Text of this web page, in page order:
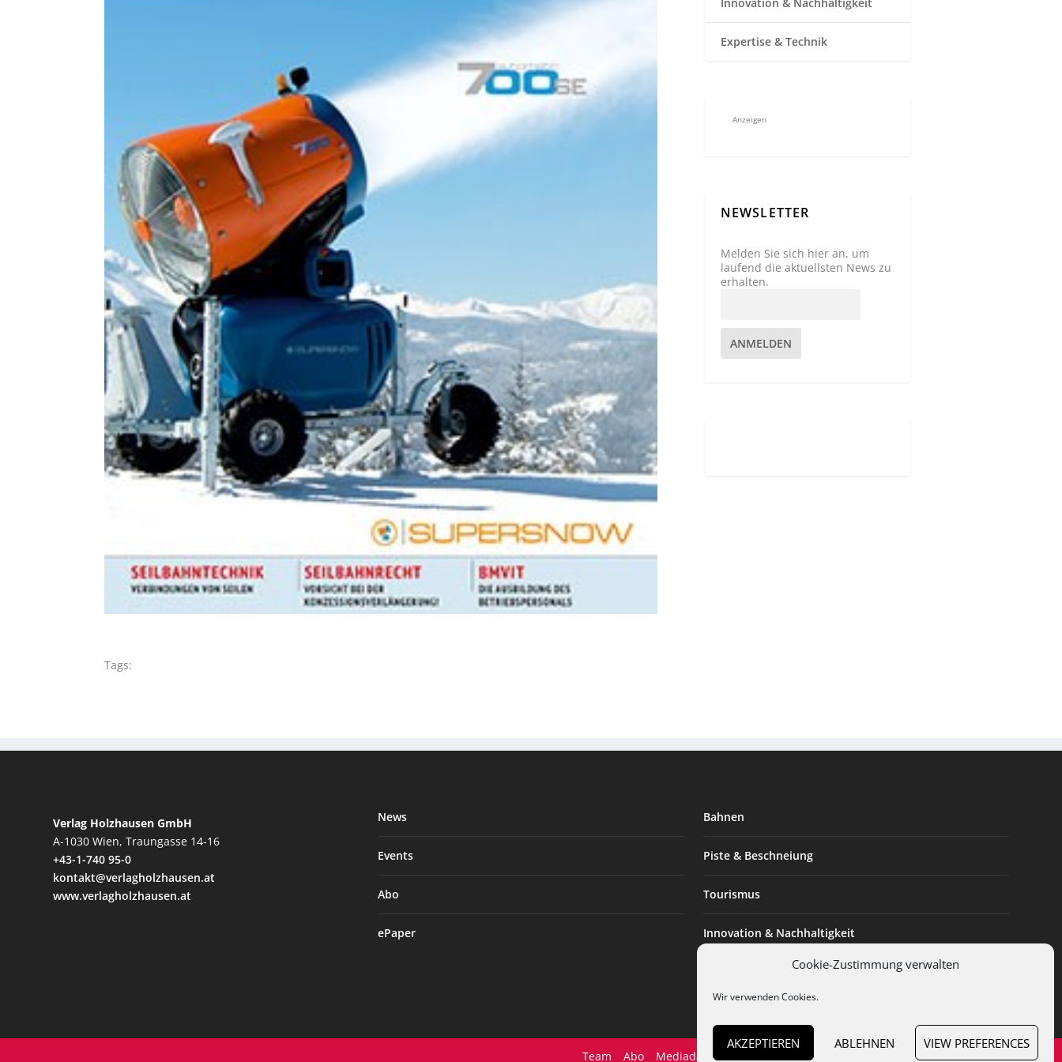
Cookie-Zustimmung verwalten
Wir verwenden Cookies.
AKZEPTIEREN ABLEHNEN VIEW PREFERENCES
Tags:
Expertise & Technik
Anzeigen
NEWSLETTER
Melden Sie sich hier an, um
laufend die aktuellsten News zu
erhalten.
ANMELDEN
Verlag Holzhausen GmbH
A-1030 Wien, Traungasse 14-16
+43-1-740 95-0
kontakt@verlagholzhausen.at
www.verlagholzhausen.at
News
Events
Abo
ePaper
Bahnen
Piste & Beschneiung
Tourismus
Innovation & Nachhaltigkeit
Expertise & Technik
Team Abo Mediadaten Datenschutz Impressum